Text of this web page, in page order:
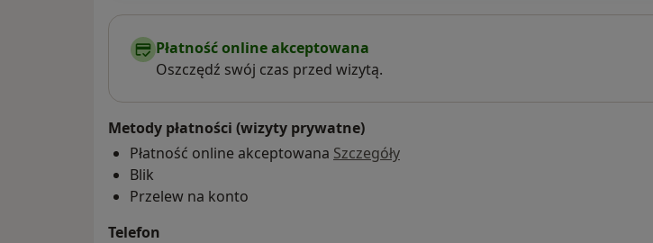
Płatność online akceptowana
Oszczędź swój czas przed wizytą.
Metody płatności (wizyty prywatne)
Płatność online akceptowana Szczegóły
Blik
Przelew na konto
Telefon